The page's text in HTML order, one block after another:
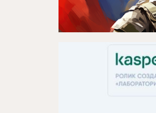
Яңалыклар
Репертуар